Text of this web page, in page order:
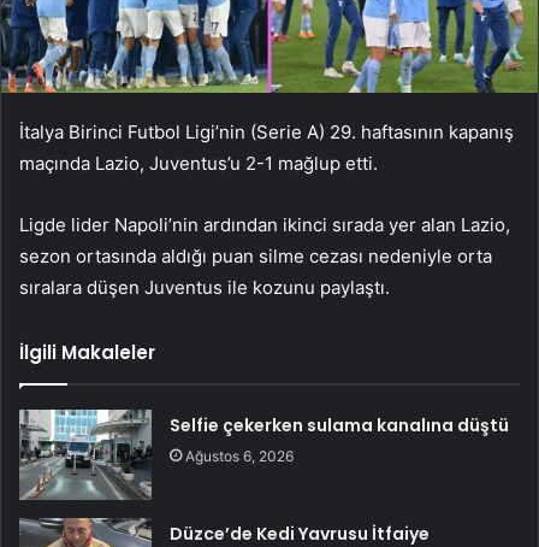
İtalya Birinci Futbol Ligi’nin (Serie A) 29. haftasının kapanış
maçında Lazio, Juventus’u 2-1 mağlup etti.
Ligde lider Napoli’nin ardından ikinci sırada yer alan Lazio,
sezon ortasında aldığı puan silme cezası nedeniyle orta
sıralara düşen Juventus ile kozunu paylaştı.
İlgili Makaleler
Selfie çekerken sulama kanalına düştü
Ağustos 6, 2026
Düzce’de Kedi Yavrusu İtfaiye